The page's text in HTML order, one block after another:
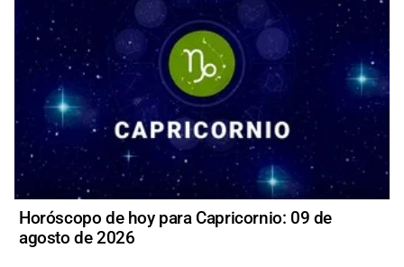
Horóscopo de hoy para Capricornio: 09 de
agosto de 2026